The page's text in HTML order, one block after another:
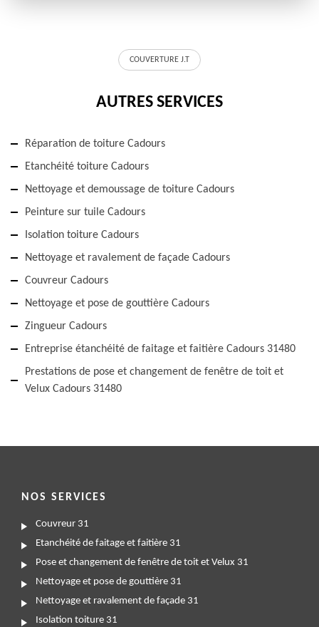
COUVERTURE J.T
AUTRES SERVICES
Réparation de toiture Cadours
Etanchéité toiture Cadours
Nettoyage et demoussage de toiture Cadours
Peinture sur tuile Cadours
Isolation toiture Cadours
Nettoyage et ravalement de façade Cadours
Couvreur Cadours
Nettoyage et pose de gouttière Cadours
Zingueur Cadours
Entreprise étanchéité de faitage et faitière Cadours 31480
Prestations de pose et changement de fenêtre de toit et
Velux Cadours 31480
NOS SERVICES
Couvreur 31
Etanchéité de faitage et faitière 31
Pose et changement de fenêtre de toit et Velux 31
Nettoyage et pose de gouttière 31
Nettoyage et ravalement de façade 31
Isolation toiture 31